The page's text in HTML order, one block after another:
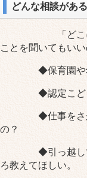
どんな相談があ
「どこに相
ことを聞いてもいい
◆保育園や幼稚
◆認定こども園
◆仕事をさがし
の？
◆引っ越してき
ろ教えてほしい。